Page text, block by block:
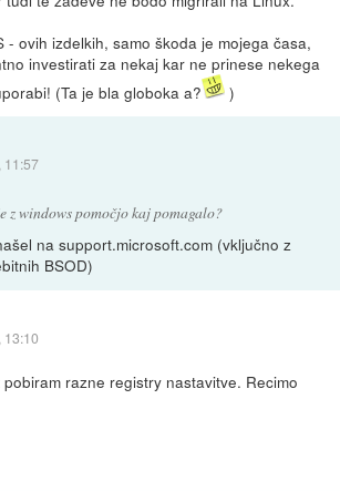
- ovih izdelkih, samo škoda je mojega časa,
investirati za nekaj kar ne prinese nekega
(Ta je bla globoka a?
)
11:57
z windows pomočjo kaj pomagalo?
na support.microsoft.com (vključno z
BSOD)
13:10
razne registry nastavitve. Recimo